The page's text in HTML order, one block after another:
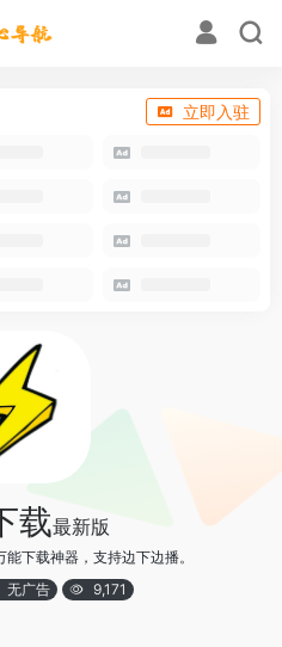
立即入驻
载最新版
下载神器，支持边下边播。
无广告 9,171